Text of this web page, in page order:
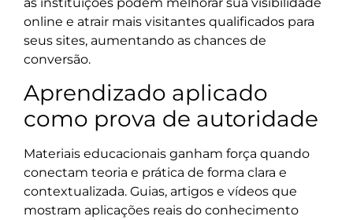
online e atrair mais visitantes qualificados para
seus sites, aumentando as chances de
conversão.
Aprendizado aplicado
como prova de autoridade
Materiais educacionais ganham força quando
conectam teoria e prática de forma clara e
contextualizada. Guias, artigos e vídeos que
mostram aplicações reais do conhecimento